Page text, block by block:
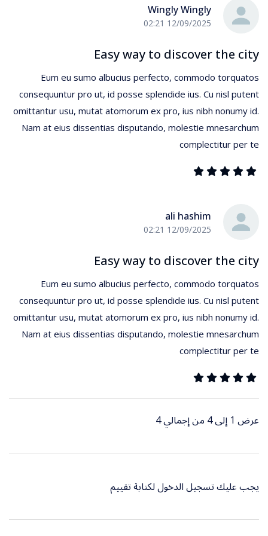
Wingly Wingly
12/09/2025 02:21
Easy way to discover the city
Eum eu sumo albucius perfecto, commodo torquatos
consequuntur pro ut, id posse splendide ius. Cu nisl putent
omittantur usu, mutat atomorum ex pro, ius nibh nonumy id.
Nam at eius dissentias disputando, molestie mnesarchum
complectitur per te
ali hashim
12/09/2025 02:21
Easy way to discover the city
Eum eu sumo albucius perfecto, commodo torquatos
consequuntur pro ut, id posse splendide ius. Cu nisl putent
omittantur usu, mutat atomorum ex pro, ius nibh nonumy id.
Nam at eius dissentias disputando, molestie mnesarchum
complectitur per te
عرض 1 إلى 4 من إجمالي 4
يجب عليك تسجيل الدخول لكتابة تقييم